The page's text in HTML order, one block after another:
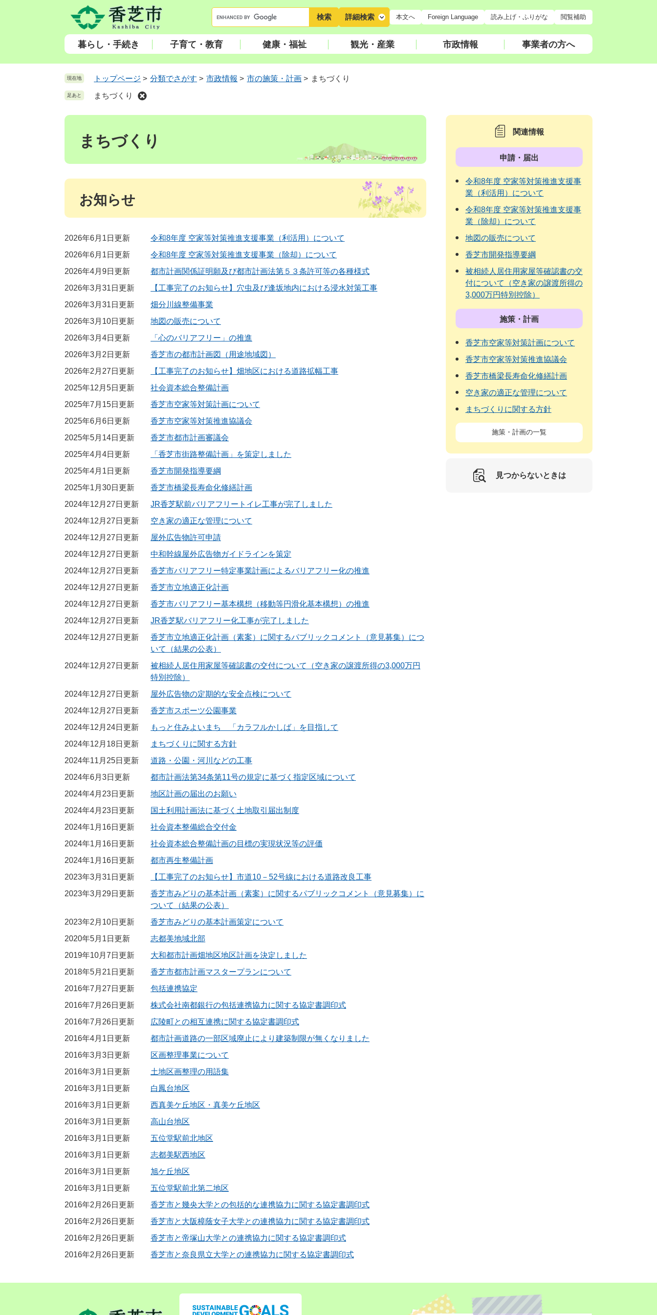
頭
飛
ー
ワ
ー
索
詳細検索 本文へ Foreign Language 読み上げ・ふりがな 閲覧補助
暮らし・手続き 子育て・教育 健康・福祉 観光・産業 市政情報 事業者の方へ
現在地 トップページ > 分類でさがす > 市政情報 > 市の施策・計画 > まちづくり
足あと まちづくり
本
まちづくり
お知らせ
2026年6月1日更新
令和8年度 空家等対策推進支援事業（利活用）について
2026年6月1日更新
令和8年度 空家等対策推進支援事業（除却）について
2026年4月9日更新
都市計画関係証明願及び都市計画法第５３条許可等の各種様式
2026年3月31日更新
【工事完了のお知らせ】穴虫及び逢坂地内における浸水対策工事
2026年3月31日更新
畑分川線整備事業
2026年3月10日更新
地図の販売について
2026年3月4日更新
「心のバリアフリー」の推進
2026年3月2日更新
香芝市の都市計画図（用途地域図）
2026年2月27日更新
【工事完了のお知らせ】畑地区における道路拡幅工事
2025年12月5日更新
社会資本総合整備計画
2025年7月15日更新
香芝市空家等対策計画について
2025年6月6日更新
香芝市空家等対策推進協議会
2025年5月14日更新
香芝市都市計画審議会
2025年4月4日更新
「香芝市街路整備計画」を策定しました
2025年4月1日更新
香芝市開発指導要綱
2025年1月30日更新
香芝市橋梁長寿命化修繕計画
2024年12月27日更新
JR香芝駅前バリアフリートイレ工事が完了しました
2024年12月27日更新
空き家の適正な管理について
2024年12月27日更新
屋外広告物許可申請
2024年12月27日更新
中和幹線屋外広告物ガイドラインを策定
2024年12月27日更新
香芝市バリアフリー特定事業計画によるバリアフリー化の推進
2024年12月27日更新
香芝市立地適正化計画
2024年12月27日更新
香芝市バリアフリー基本構想（移動等円滑化基本構想）の推進
2024年12月27日更新
JR香芝駅バリアフリー化工事が完了しました
2024年12月27日更新
香芝市立地適正化計画（素案）に関するパブリックコメント（意見募集）につ
いて（結果の公表）
2024年12月27日更新
被相続人居住用家屋等確認書の交付について（空き家の譲渡所得の3,000万円
特別控除）
2024年12月27日更新
屋外広告物の定期的な安全点検について
2024年12月27日更新
香芝市スポーツ公園事業
2024年12月24日更新
もっと住みよいまち 「カラフルかしば」を目指して
2024年12月18日更新
まちづくりに関する方針
2024年11月25日更新
道路・公園・河川などの工事
2024年6月3日更新
都市計画法第34条第11号の規定に基づく指定区域について
2024年4月23日更新
地区計画の届出のお願い
2024年4月23日更新
国土利用計画法に基づく土地取引届出制度
2024年1月16日更新
社会資本整備総合交付金
2024年1月16日更新
社会資本総合整備計画の目標の実現状況等の評価
2024年1月16日更新
都市再生整備計画
2023年3月31日更新
【工事完了のお知らせ】市道10－52号線における道路改良工事
2023年3月29日更新
香芝市みどりの基本計画（素案）に関するパブリックコメント（意見募集）に
ついて（結果の公表）
2023年2月10日更新
香芝市みどりの基本計画策定について
2020年5月1日更新
志都美地域北部
2019年10月7日更新
大和都市計画畑地区地区計画を決定しました
2018年5月21日更新
香芝市都市計画マスタープランについて
2016年7月27日更新
包括連携協定
2016年7月26日更新
株式会社南都銀行の包括連携協力に関する協定書調印式
2016年7月26日更新
広陵町との相互連携に関する協定書調印式
2016年4月1日更新
都市計画道路の一部区域廃止により建築制限が無くなりました
2016年3月3日更新
区画整理事業について
2016年3月1日更新
土地区画整理の用語集
2016年3月1日更新
白鳳台地区
2016年3月1日更新
西真美ケ丘地区・真美ケ丘地区
2016年3月1日更新
高山台地区
2016年3月1日更新
五位堂駅前北地区
2016年3月1日更新
志都美駅西地区
2016年3月1日更新
旭ケ丘地区
2016年3月1日更新
五位堂駅前北第二地区
2016年2月26日更新
香芝市と幾央大学との包括的な連携協力に関する協定書調印式
2016年2月26日更新
香芝市と大阪樟蔭女子大学との連携協力に関する協定書調印式
2016年2月26日更新
香芝市と帝塚山大学との連携協力に関する協定書調印式
2016年2月26日更新
香芝市と奈良県立大学との連携協力に関する協定書調印式
関連情報
申請・届出
令和8年度 空家等対策推進支援事
業（利活用）について
令和8年度 空家等対策推進支援事
業（除却）について
地図の販売について
香芝市開発指導要綱
被相続人居住用家屋等確認書の交
付について（空き家の譲渡所得の
3,000万円特別控除）
施策・計画
香芝市空家等対策計画について
香芝市空家等対策推進協議会
香芝市橋梁長寿命化修繕計画
空き家の適正な管理について
まちづくりに関する方針
施策・計画の一覧
見つからないときは